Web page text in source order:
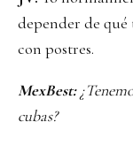
depender de qué
con postres.
MexBest:
cubas?